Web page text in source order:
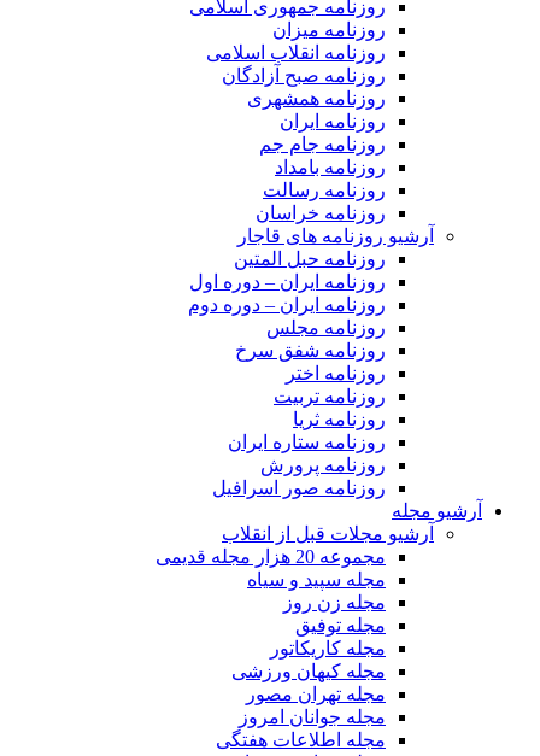
روزنامه جمهوری اسلامی
روزنامه میزان
روزنامه انقلاب اسلامی
روزنامه صبح آزادگان
روزنامه همشهری
روزنامه ایران
روزنامه جام جم
روزنامه بامداد
روزنامه رسالت
روزنامه خراسان
آرشیو روزنامه های قاجار
روزنامه حبل المتین
روزنامه ایران – دوره اول
روزنامه ایران – دوره دوم
روزنامه مجلس
روزنامه شفق سرخ
روزنامه اختر
روزنامه تربیت
روزنامه ثریا
روزنامه ستاره ایران
روزنامه پرورش
روزنامه صور اسرافیل
آرشیو مجله
آرشیو مجلات قبل از انقلاب
مجموعه 20 هزار مجله قدیمی
مجله سپید و سیاه
مجله زن روز
مجله توفیق
مجله کاریکاتور
مجله کیهان ورزشی
مجله تهران مصور
مجله جوانان امروز
مجله اطلاعات هفتگی